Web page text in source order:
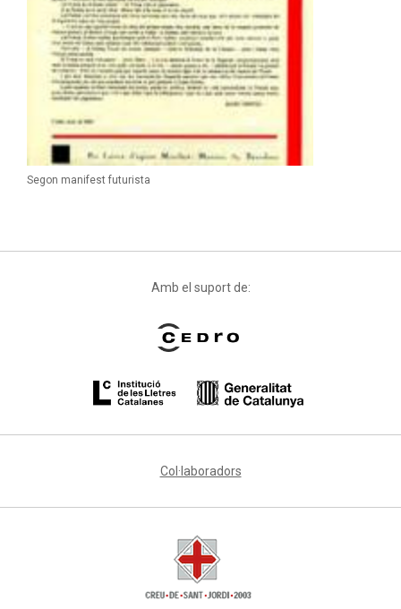
Segon manifest futurista
Amb el suport de:
Col·laboradors